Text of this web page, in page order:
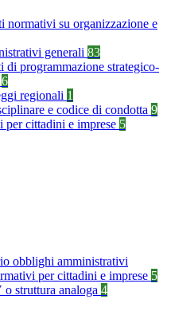
normativi su organizzazione e
generali 83
di programmazione strategico-
6
regionali 1
e codice di condotta 9
cittadini e imprese 5
obblighi amministrativi
per cittadini e imprese 5
struttura analoga 4